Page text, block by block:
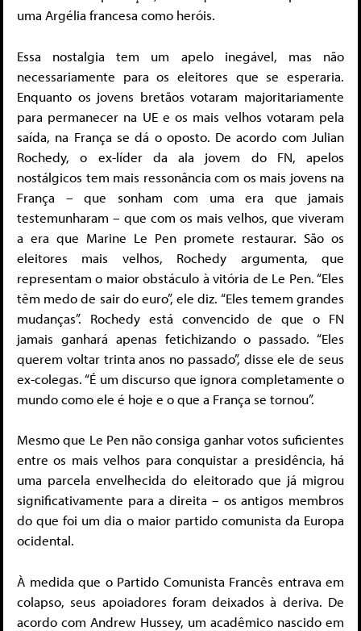
uma Argélia francesa como heróis.
Essa nostalgia tem um apelo inegável, mas não
necessariamente para os eleitores que se esperaria.
Enquanto os jovens bretãos votaram majoritariamente
para permanecer na UE e os mais velhos votaram pela
saída, na França se dá o oposto. De acordo com Julian
Rochedy, o ex-líder da ala jovem do FN, apelos
nostálgicos tem mais ressonância com os mais jovens na
França – que sonham com uma era que jamais
testemunharam – que com os mais velhos, que viveram
a era que Marine Le Pen promete restaurar. São os
eleitores mais velhos, Rochedy argumenta, que
representam o maior obstáculo à vitória de Le Pen. “Eles
têm medo de sair do euro”, ele diz. “Eles temem grandes
mudanças”. Rochedy está convencido de que o FN
jamais ganhará apenas fetichizando o passado. “Eles
querem voltar trinta anos no passado”, disse ele de seus
ex-colegas. “É um discurso que ignora completamente o
mundo como ele é hoje e o que a França se tornou”.
Mesmo que Le Pen não consiga ganhar votos suficientes
entre os mais velhos para conquistar a presidência, há
uma parcela envelhecida do eleitorado que já migrou
significativamente para a direita – os antigos membros
do que foi um dia o maior partido comunista da Europa
ocidental.
À medida que o Partido Comunista Francês entrava em
colapso, seus apoiadores foram deixados à deriva. De
acordo com Andrew Hussey, um acadêmico nascido em